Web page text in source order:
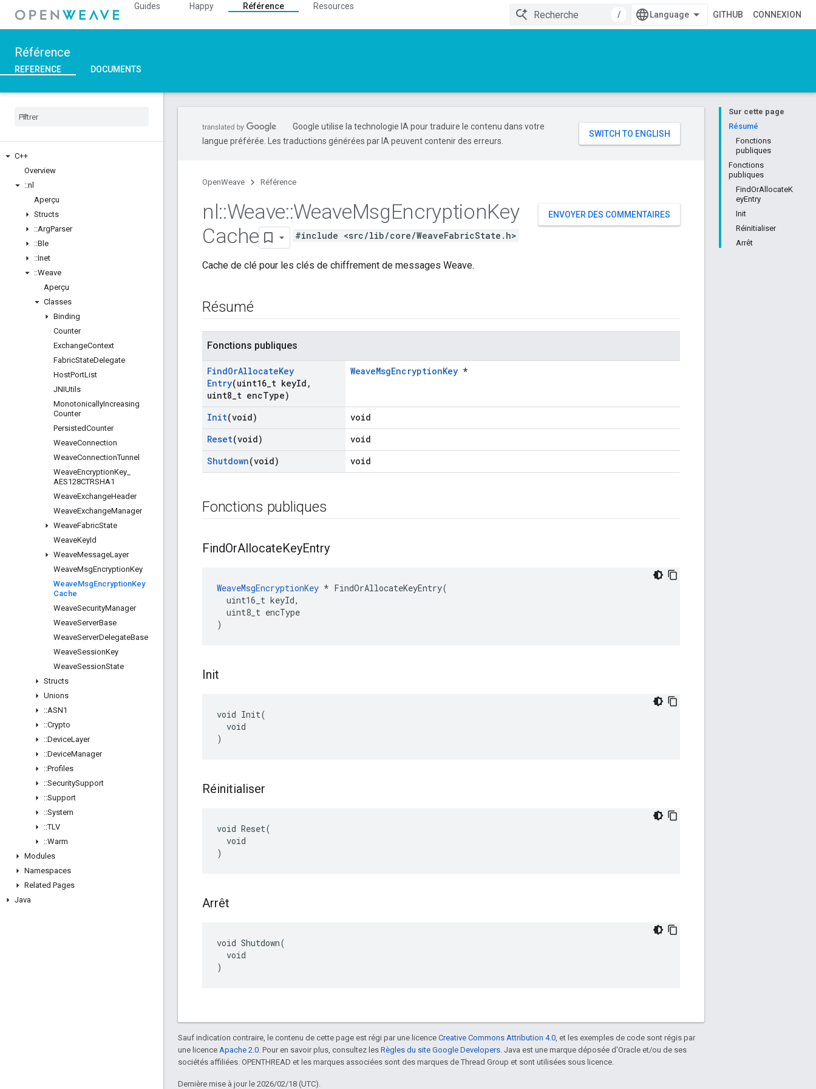
Guides Happy Référence
Resources
/
GITHUB CONNEXION
Référence
REFERENCE DOCUMENTS
C++
Overview
::nl
Aperçu
Structs
::ArgParser
::Ble
::Inet
::Weave
Aperçu
Classes
Binding
Counter
ExchangeContext
FabricStateDelegate
HostPortList
JNIUtils
MonotonicallyIncreasing
Counter
PersistedCounter
WeaveConnection
WeaveConnectionTunnel
WeaveEncryptionKey
AES128CTRSHA1
WeaveExchangeHeader
WeaveExchangeManager
WeaveFabricState
WeaveKeyId
WeaveMessageLayer
WeaveMsgEncryptionKey
WeaveMsgEncryptionKey
Cache
WeaveSecurityManager
WeaveServerBase
WeaveServerDelegateBase
WeaveSessionKey
WeaveSessionState
Structs
Unions
::ASN1
::Crypto
::DeviceLayer
::DeviceManager
::Profiles
::SecuritySupport
::Support
::System
::TLV
::Warm
Modules
Namespaces
Related Pages
Java
Sur cette page
Résumé
Fonctions
publiques
Fonctions
publiques
FindOrAllocateK
eyEntry
Init
Réinitialiser
Arrêt
Google utilise la technologie IA pour traduire le contenu dans votre
langue préférée. Les traductions générées par IA peuvent contenir des erreurs.
OpenWeave Référence
ENVOYER DES COMMENTAIRES
nl::Weave::WeaveMsgEncryptionKey
Cache
#include <src/lib/core/WeaveFabricState.h>
Cache de clé pour les clés de chiffrement de messages Weave.
Résumé
Fonctions publiques
FindOrAllocateKey
Entry(uint16 t keyId ,
uint8 t encType)
WeaveMsgEncryptionKey *
Init(void)
void
Reset(void)
void
Shutdown(void) void
Fonctions publiques
FindOrAllocateKeyEntry
WeaveMsgEncryptionKey * FindOrAllocateKeyEntry(
  uint16_t keyId,
  uint8_t encType
)
Init
void Init(
  void
)
Réinitialiser
void Reset(
  void
)
Arrêt
void Shutdown(
  void
)
Sauf indication contraire, le contenu de cette page est régi par une licence Creative Commons Attribution 4.0, et les exemples de code sont régis par
une licence Apache 2.0. Pour en savoir plus, consultez les Règles du site Google Developers. Java est une marque déposée d'Oracle et/ou de ses
sociétés affiliées. OPENTHREAD et les marques associées sont des marques de Thread Group et sont utilisées sous licence.
Dernière mise à jour le 2026/02/18 (UTC).